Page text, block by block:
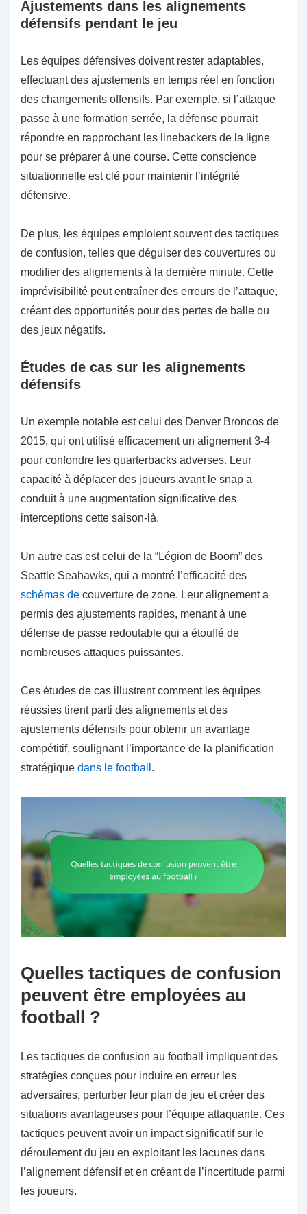
Ajustements dans les alignements
défensifs pendant le jeu
Les équipes défensives doivent rester adaptables,
effectuant des ajustements en temps réel en fonction
des changements offensifs. Par exemple, si l’attaque
passe à une formation serrée, la défense pourrait
répondre en rapprochant les linebackers de la ligne
pour se préparer à une course. Cette conscience
situationnelle est clé pour maintenir l’intégrité
défensive.
De plus, les équipes emploient souvent des tactiques
de confusion, telles que déguiser des couvertures ou
modifier des alignements à la dernière minute. Cette
imprévisibilité peut entraîner des erreurs de l’attaque,
créant des opportunités pour des pertes de balle ou
des jeux négatifs.
Études de cas sur les alignements
défensifs
Un exemple notable est celui des Denver Broncos de
2015, qui ont utilisé efficacement un alignement 3-4
pour confondre les quarterbacks adverses. Leur
capacité à déplacer des joueurs avant le snap a
conduit à une augmentation significative des
interceptions cette saison-là.
Un autre cas est celui de la “Légion de Boom” des
Seattle Seahawks, qui a montré l’efficacité des
schémas de couverture de zone. Leur alignement a
permis des ajustements rapides, menant à une
défense de passe redoutable qui a étouffé de
nombreuses attaques puissantes.
Ces études de cas illustrent comment les équipes
réussies tirent parti des alignements et des
ajustements défensifs pour obtenir un avantage
compétitif, soulignant l’importance de la planification
stratégique dans le football .
Quelles tactiques de confusion
peuvent être employées au
football ?
Les tactiques de confusion au football impliquent des
stratégies conçues pour induire en erreur les
adversaires, perturber leur plan de jeu et créer des
situations avantageuses pour l’équipe attaquante. Ces
tactiques peuvent avoir un impact significatif sur le
déroulement du jeu en exploitant les lacunes dans
l’alignement défensif et en créant de l’incertitude parmi
les joueurs.